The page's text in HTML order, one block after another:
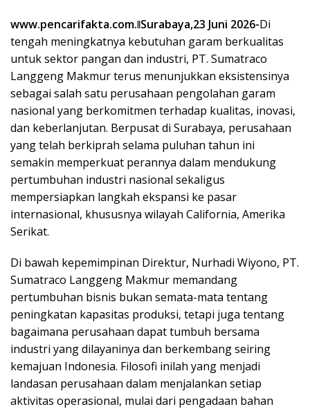
www.pencarifakta.com.ǁSurabaya,23 Juni 2026-Di
tengah meningkatnya kebutuhan garam berkualitas
untuk sektor pangan dan industri, PT. Sumatraco
Langgeng Makmur terus menunjukkan eksistensinya
sebagai salah satu perusahaan pengolahan garam
nasional yang berkomitmen terhadap kualitas, inovasi,
dan keberlanjutan. Berpusat di Surabaya, perusahaan
yang telah berkiprah selama puluhan tahun ini
semakin memperkuat perannya dalam mendukung
pertumbuhan industri nasional sekaligus
mempersiapkan langkah ekspansi ke pasar
internasional, khususnya wilayah California, Amerika
Serikat.
Di bawah kepemimpinan Direktur, Nurhadi Wiyono, PT.
Sumatraco Langgeng Makmur memandang
pertumbuhan bisnis bukan semata-mata tentang
peningkatan kapasitas produksi, tetapi juga tentang
bagaimana perusahaan dapat tumbuh bersama
industri yang dilayaninya dan berkembang seiring
kemajuan Indonesia. Filosofi inilah yang menjadi
landasan perusahaan dalam menjalankan setiap
aktivitas operasional, mulai dari pengadaan bahan